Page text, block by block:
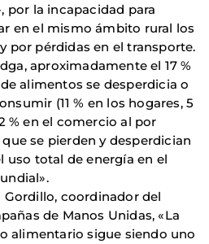
por la incapacidad para
en el mismo ámbito rural los
por pérdidas en el transporte.
aproximadamente el 17 %
alimentos se desperdicia o
(11 % en los hogares, 5
% en el comercio al por
se pierden y desperdician
uso total de energía en el
coordinador del
de Manos Unidas, «La
alimentario sigue siendo uno